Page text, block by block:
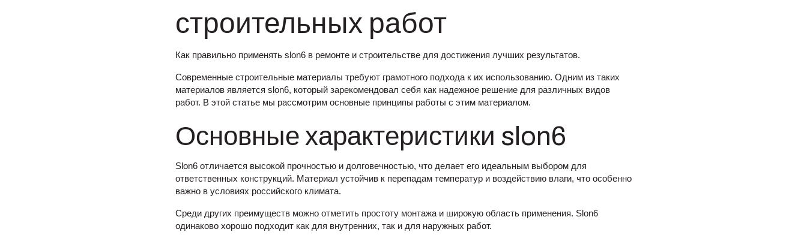
строительных работ
Как правильно применять slon6 в ремонте и строительстве для достижения лучших результатов.
Современные строительные материалы требуют грамотного подхода к их использованию. Одним из таких
материалов является slon6, который зарекомендовал себя как надежное решение для различных видов
работ. В этой статье мы рассмотрим основные принципы работы с этим материалом.
Основные характеристики slon6
Slon6 отличается высокой прочностью и долговечностью, что делает его идеальным выбором для
ответственных конструкций. Материал устойчив к перепадам температур и воздействию влаги, что особенно
важно в условиях российского климата.
Среди других преимуществ можно отметить простоту монтажа и широкую область применения. Slon6
одинаково хорошо подходит как для внутренних, так и для наружных работ.